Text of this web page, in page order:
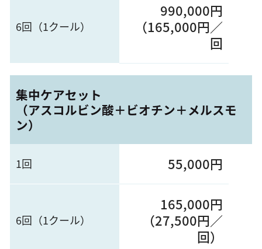
6回（1クール）
990,000円
（165,000円／
回
集中ケアセット
（アスコルビン酸＋ビオチン＋メルスモ
ン）
1回 55,000円
6回（1クール）
165,000円
（27,500円／
回）